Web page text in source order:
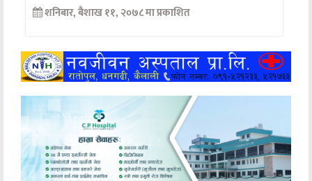
खेलकुद
अन्य
शनिबार, बैशाख ११, २०७८ मा प्रकाशित